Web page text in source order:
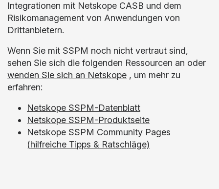
Integrationen mit Netskope CASB und dem
Risikomanagement von Anwendungen von
Drittanbietern.
Wenn Sie mit SSPM noch nicht vertraut sind,
sehen Sie sich die folgenden Ressourcen an oder
wenden Sie sich an Netskope , um mehr zu
erfahren:
Netskope SSPM-Datenblatt
Netskope SSPM-Produktseite
Netskope SSPM Community Pages
(hilfreiche Tipps & Ratschläge)